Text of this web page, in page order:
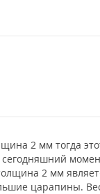
2 мм тогда
сегодняшний
2 мм
царапины.